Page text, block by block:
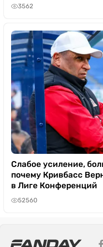
3562
Слабое усиление,
почему Кривбасс
в Лиге Конференций
52560